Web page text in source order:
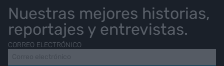
Nuestras mejores historias,
reportajes y entrevistas.
CORREO ELECTRÓNICO